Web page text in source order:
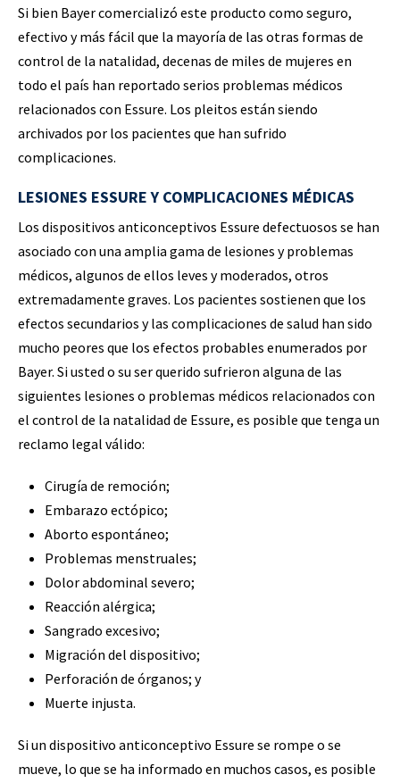
Si bien Bayer comercializó este producto como seguro,
efectivo y más fácil que la mayoría de las otras formas de
control de la natalidad, decenas de miles de mujeres en
todo el país han reportado serios problemas médicos
relacionados con Essure. Los pleitos están siendo
archivados por los pacientes que han sufrido
complicaciones.
LESIONES ESSURE Y COMPLICACIONES MÉDICAS
Los dispositivos anticonceptivos Essure defectuosos se han
asociado con una amplia gama de lesiones y problemas
médicos, algunos de ellos leves y moderados, otros
extremadamente graves. Los pacientes sostienen que los
efectos secundarios y las complicaciones de salud han sido
mucho peores que los efectos probables enumerados por
Bayer. Si usted o su ser querido sufrieron alguna de las
siguientes lesiones o problemas médicos relacionados con
el control de la natalidad de Essure, es posible que tenga un
reclamo legal válido:
Cirugía de remoción;
Embarazo ectópico;
Aborto espontáneo;
Problemas menstruales;
Dolor abdominal severo;
Reacción alérgica;
Sangrado excesivo;
Migración del dispositivo;
Perforación de órganos; y
Muerte injusta.
Si un dispositivo anticonceptivo Essure se rompe o se
mueve, lo que se ha informado en muchos casos, es posible